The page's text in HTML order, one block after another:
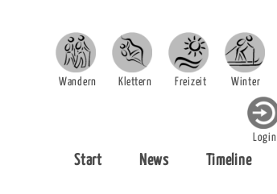
Wandern Klettern Freizeit Winter
Login
Start News Timeline